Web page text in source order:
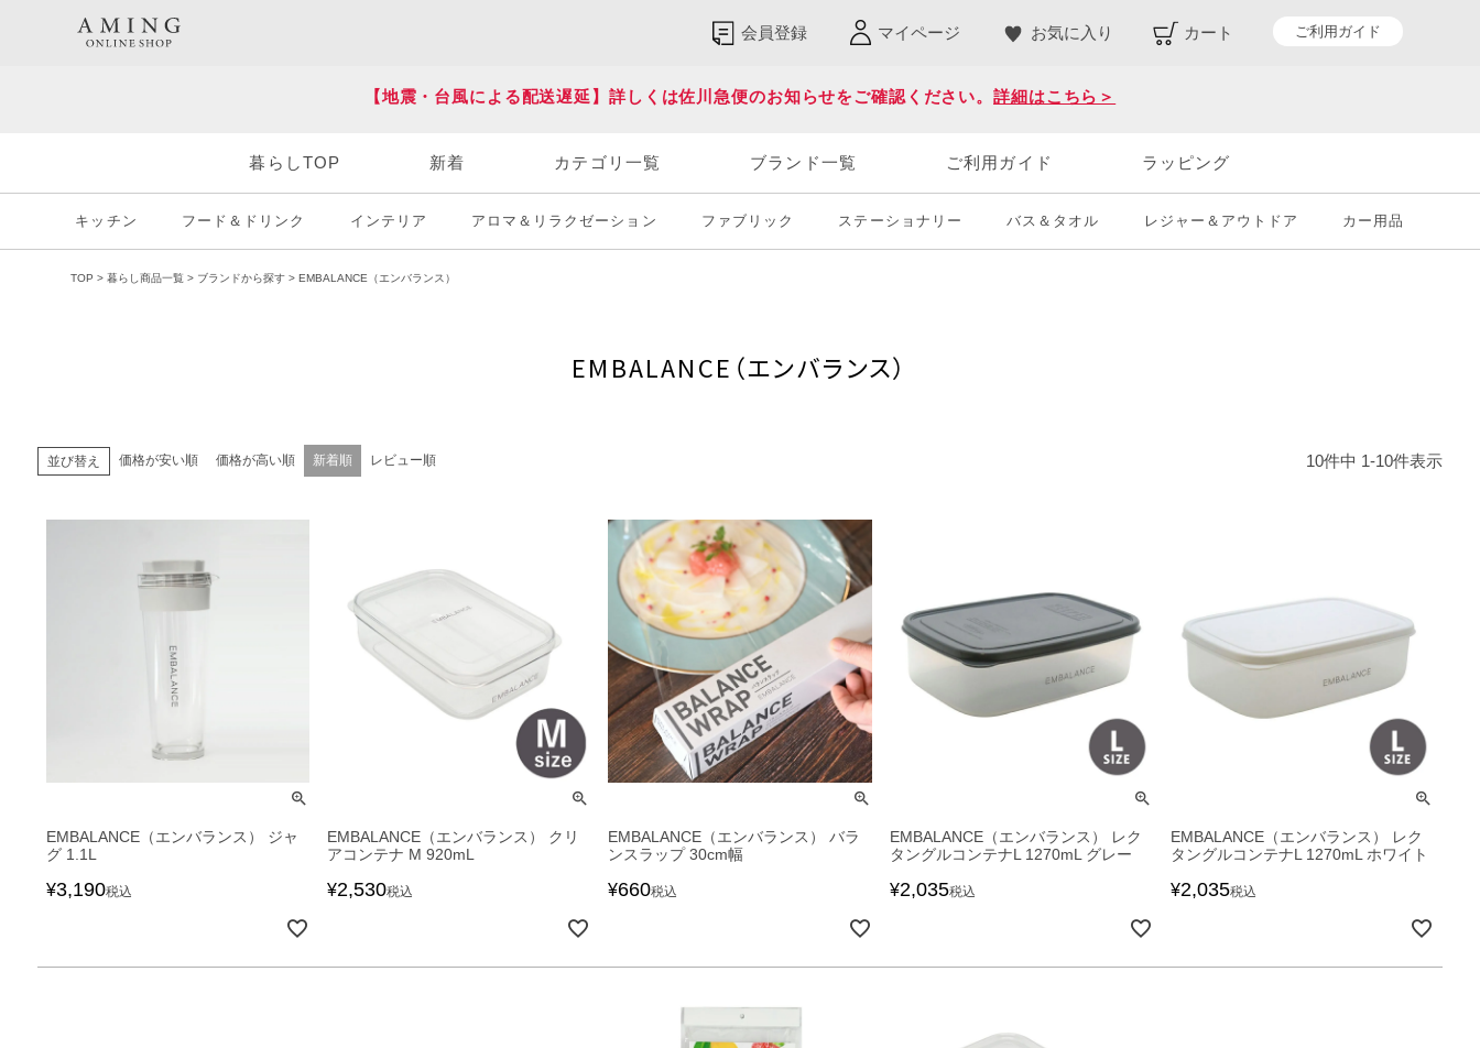
会員登録 マイページ お気に入り カート ご利用ガイド
HOT KEY WORD
【地震・台風による配送遅延】詳しくは佐川急便のお知らせをご確認ください。詳細はこちら＞
暮らしTOP 新着 カテゴリ一覧 ブランド一覧 ご利用ガイド ラッピング
キッチン フード＆ドリンク インテリア アロマ＆リラクゼーション ファブリック ステーショナリー バス＆タオル レジャー＆アウトドア カー用品
TOP 暮らし商品一覧 ブランドから探す EMBALANCE（エンバランス）
EMBALANCE（エンバランス）
並び替え 価格が安い順 価格が高い順 新着順 レビュー順 10件中 1-10件表示
EMBALANCE（エンバランス） ジャ
グ 1.1L
¥3,190税込
EMBALANCE（エンバランス） クリ
アコンテナ M 920mL
¥2,530税込
EMBALANCE（エンバランス） バラ
ンスラップ 30cm幅
¥660税込
EMBALANCE（エンバランス） レク
タングルコンテナL 1270mL グレー
¥2,035税込
EMBALANCE（エンバランス） レク
タングルコンテナL 1270mL ホワイト
¥2,035税込